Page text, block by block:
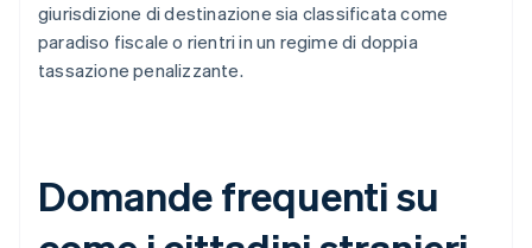
giurisdizione di destinazione sia classificata come
paradiso fiscale o rientri in un regime di doppia
tassazione penalizzante.
Domande frequenti su